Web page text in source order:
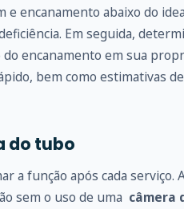
encanamento abaixo do
Em seguida,
encanamento em sua
bem como estimativas
do tubo
a função após cada serviço.
sem o uso de uma câmera